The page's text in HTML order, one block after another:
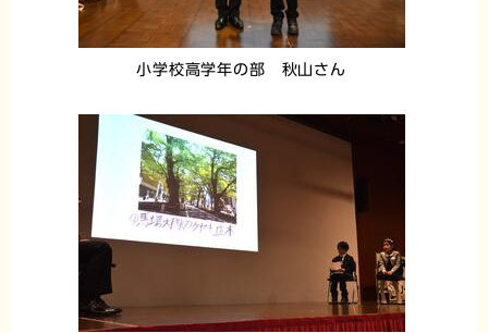
小学校高学年の部 秋山さん